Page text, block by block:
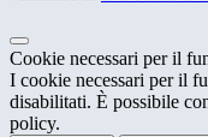
Cookie necessari per il
I cookie necessari per il
disabilitati. È possibile
policy.